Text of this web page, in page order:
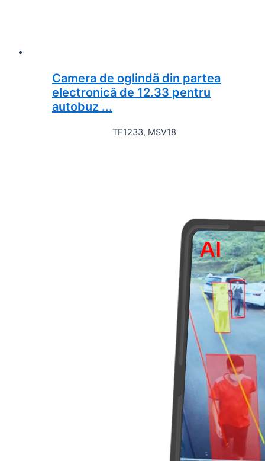
Camera de oglindă din partea
electronică de 12.33 pentru
autobuz ...
TF1233, MSV18